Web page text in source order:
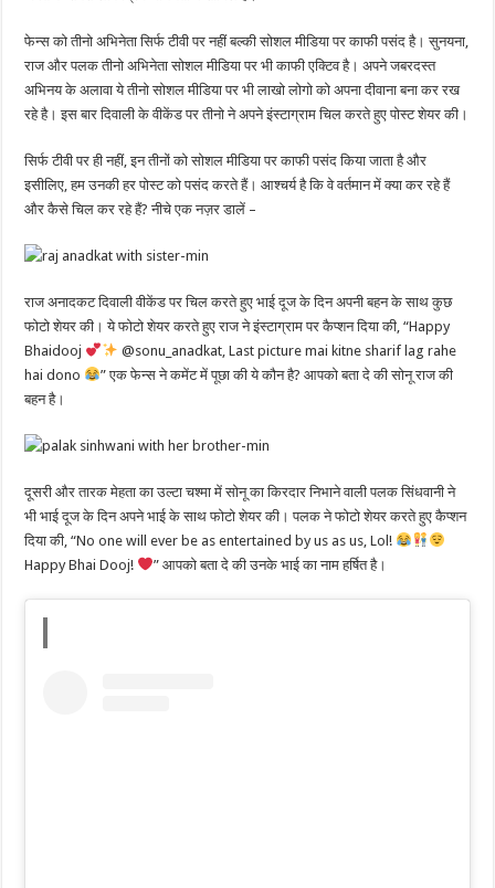
फेन्स को तीनो अभिनेता सिर्फ टीवी पर नहीं बल्की सोशल मीडिया पर काफी पसंद है। सुनयना,
राज और पलक तीनो अभिनेता सोशल मीडिया पर भी काफी एक्टिव है। अपने जबरदस्त
अभिनय के अलावा ये तीनो सोशल मीडिया पर भी लाखो लोगो को अपना दीवाना बना कर रख
रहे है। इस बार दिवाली के वीकेंड पर तीनो ने अपने इंस्टाग्राम चिल करते हुए पोस्ट शेयर की।
सिर्फ टीवी पर ही नहीं, इन तीनों को सोशल मीडिया पर काफी पसंद किया जाता है और
इसीलिए, हम उनकी हर पोस्ट को पसंद करते हैं। आश्चर्य है कि वे वर्तमान में क्या कर रहे हैं
और कैसे चिल कर रहे हैं? नीचे एक नज़र डालें –
राज अनादकट दिवाली वीकेंड पर चिल करते हुए भाई दूज के दिन अपनी बहन के साथ कुछ
फोटो शेयर की। ये फोटो शेयर करते हुए राज ने इंस्टाग्राम पर कैप्शन दिया की, “Happy
Bhaidooj
@sonu_anadkat, Last picture mai kitne sharif lag rahe
hai dono
” एक फेन्स ने कमेंट में पूछा की ये कौन है? आपको बता दे की सोनू राज की
बहन है।
दूसरी और तारक मेहता का उल्टा चश्मा में सोनू का किरदार निभाने वाली पलक सिंधवानी ने
भी भाई दूज के दिन अपने भाई के साथ फोटो शेयर की। पलक ने फोटो शेयर करते हुए कैप्शन
दिया की, “No one will ever be as entertained by us as us, Lol!
Happy Bhai Dooj!
” आपको बता दे की उनके भाई का नाम हर्षित है।